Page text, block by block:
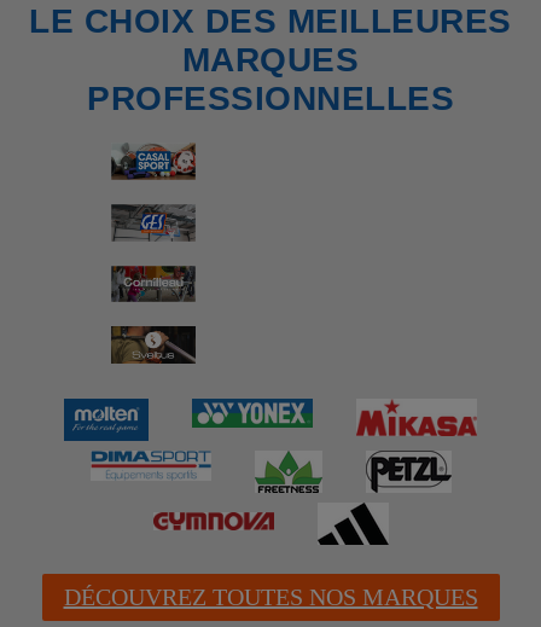
LE CHOIX DES MEILLEURES
MARQUES
PROFESSIONNELLES
DÉCOUVREZ TOUTES NOS MARQUES